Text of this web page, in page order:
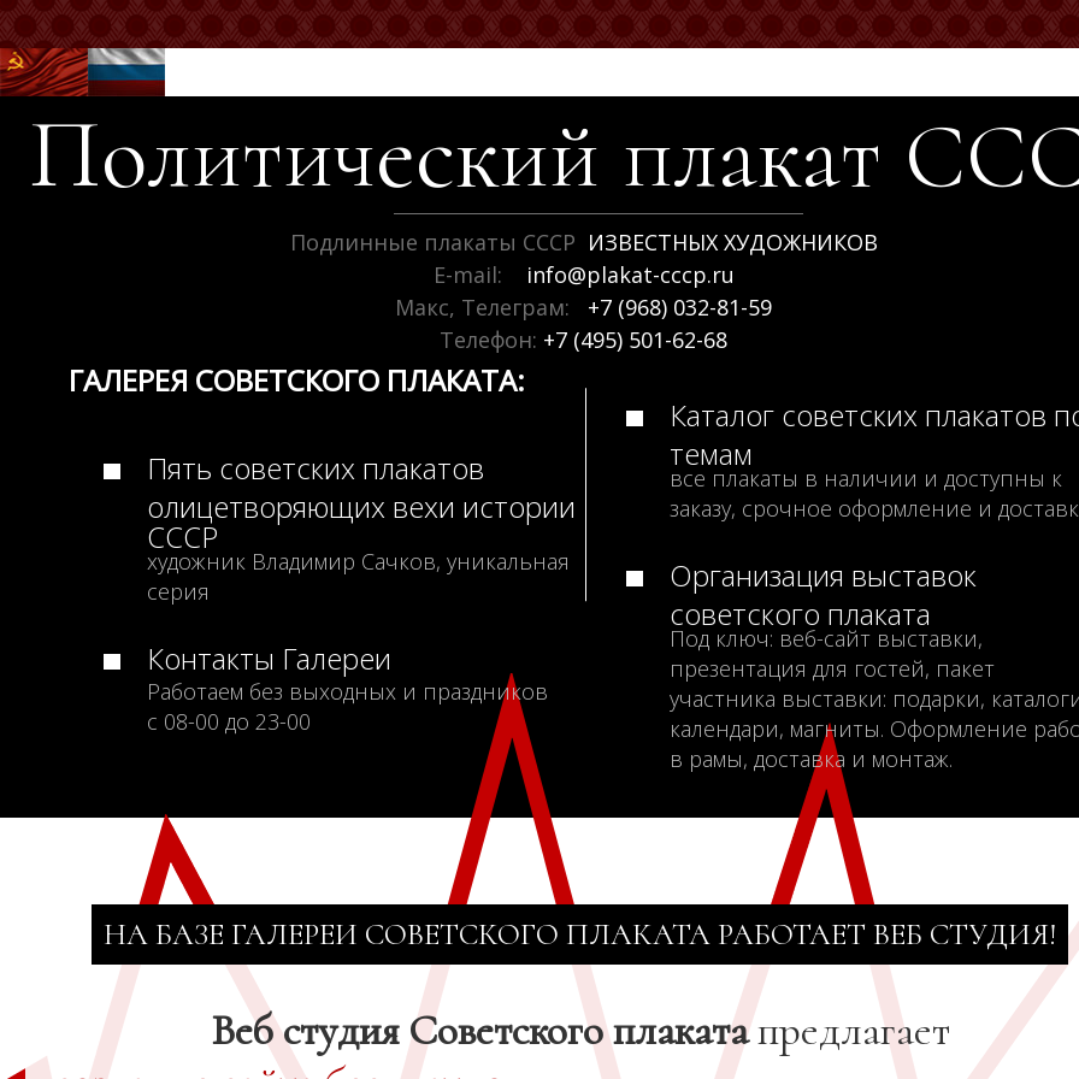
Политический плакат
Подлинные плакаты СССР ИЗВЕСТНЫХ ХУДОЖНИКОВ
E-mail:
info@plakat-cccp.ru
Макс, Телеграм:
+7 (968) 032-81-59
Телефон: +7 (495) 501-62-68
ГАЛЕРЕЯ СОВЕТСКОГО ПЛАКАТА:
Пять советских плакатов
олицетворяющих вехи истории
СССР
художник Владимир Сачков, уникальная
серия
Контакты Галереи
Работаем без выходных и праздников
с 08-00 до 23-00
Каталог советских плакатов
темам
все плакаты в наличии и доступны к
заказу, срочное оформление и
Организация выставок
советского плаката
Под ключ: веб-сайт выставки,
презентация для гостей, пакет
участника выставки: подарки,
календари, магниты. Оформление
в рамы, доставка и монтаж.
НА БАЗЕ ГАЛЕРЕИ СОВЕТСКОГО ПЛАКАТА РАБОТАЕТ ВЕБ СТУДИЯ!
Веб студия Советского плакатапредлагает